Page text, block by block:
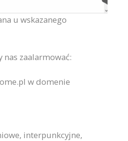
u wskazanego
zaalarmować:
w domenie
interpunkcyjne,